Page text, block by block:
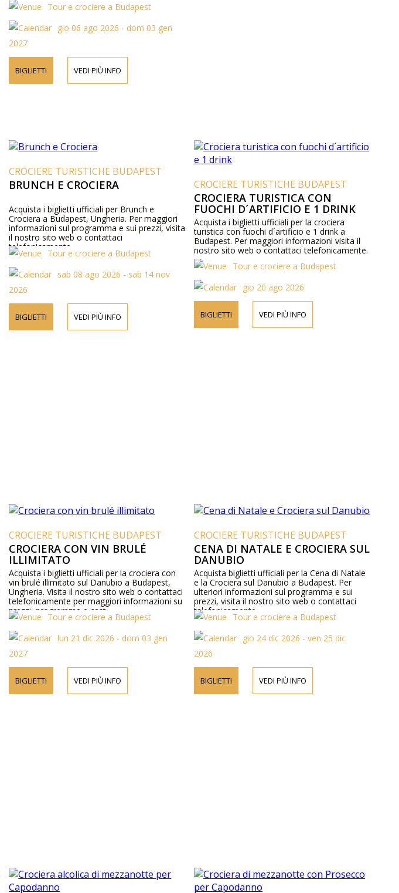
Tour e crociere a Budapest
gio 06 ago 2026 - dom 03 gen
2027
BIGLIETTI VEDI PIÙ INFO
CROCIERE TURISTICHE BUDAPEST
BRUNCH E CROCIERA
Acquista i biglietti ufficiali per Brunch e
Crociera a Budapest, Ungheria. Per maggiori
informazioni sul programma e sui prezzi, visita
il nostro sito web o contattaci
telefonicamente.
Tour e crociere a Budapest
sab 08 ago 2026 - sab 14 nov
2026
BIGLIETTI VEDI PIÙ INFO
CROCIERE TURISTICHE BUDAPEST
CROCIERA TURISTICA CON
FUOCHI D´ARTIFICIO E 1 DRINK
Acquista i biglietti ufficiali per la crociera
turistica con fuochi d´artificio e 1 drink a
Budapest. Per maggiori informazioni visita il
nostro sito web o contattaci telefonicamente.
Tour e crociere a Budapest
gio 20 ago 2026
BIGLIETTI VEDI PIÙ INFO
CROCIERE TURISTICHE BUDAPEST
CROCIERA CON VIN BRULÉ
ILLIMITATO
Acquista i biglietti ufficiali per la crociera con
vin brulé illimitato sul Danubio a Budapest,
Ungheria. Visita il nostro sito web o contattaci
telefonicamente per maggiori informazioni su
prezzi, programma e cast.
Tour e crociere a Budapest
lun 21 dic 2026 - dom 03 gen
2027
BIGLIETTI VEDI PIÙ INFO
CROCIERE TURISTICHE BUDAPEST
CENA DI NATALE E CROCIERA SUL
DANUBIO
Acquista biglietti ufficiali per la Cena di Natale
e la Crociera sul Danubio a Budapest. Per
ulteriori informazioni sul programma e sui
prezzi, visita il nostro sito web o contattaci
telefonicamente.
Tour e crociere a Budapest
gio 24 dic 2026 - ven 25 dic
2026
BIGLIETTI VEDI PIÙ INFO